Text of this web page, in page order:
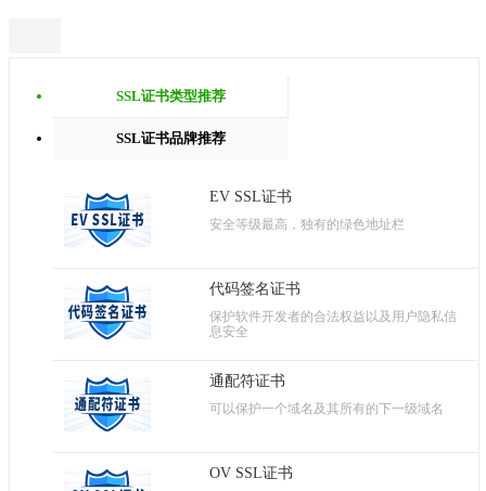
SSL证书类型推荐
SSL证书品牌推荐
EV SSL证书
安全等级最高，独有的绿色地址栏
代码签名证书
保护软件开发者的合法权益以及用户隐私信
息安全
通配符证书
可以保护一个域名及其所有的下一级域名
OV SSL证书